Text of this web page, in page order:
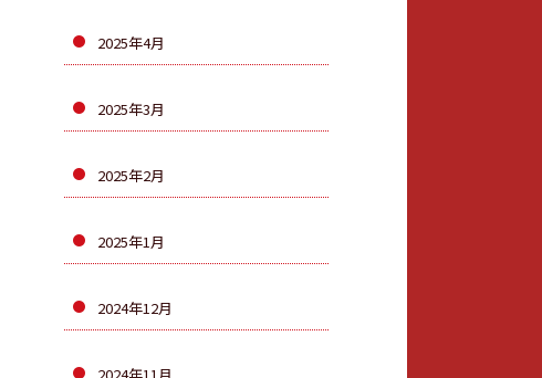
2025年4月
2025年3月
2025年2月
2025年1月
2024年12月
2024年11月